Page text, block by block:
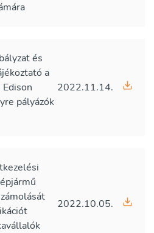
és
a
pályázók
2022.11.14.
2022.10.05.